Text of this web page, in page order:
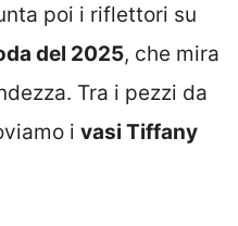
poi i riflettori su
del 2025, che mira
Tra i pezzi da
i vasi Tiffany